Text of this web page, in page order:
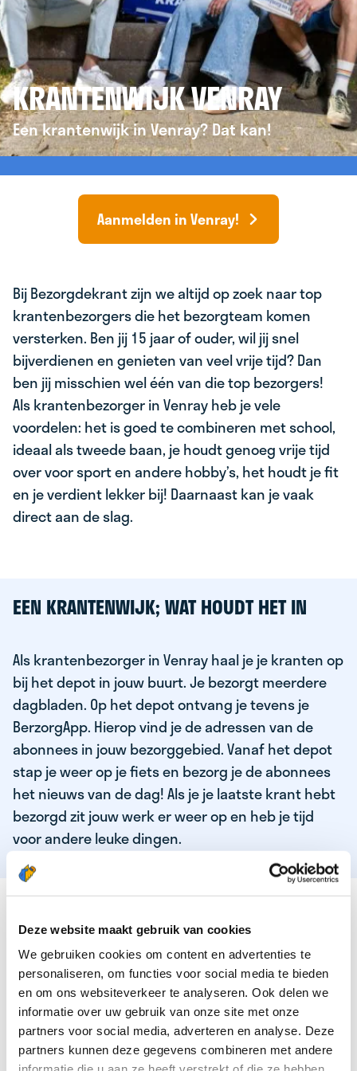
Deze website maakt gebruik van cookies
We gebruiken cookies om content en advertenties te
personaliseren, om functies voor social media te bieden
en om ons websiteverkeer te analyseren. Ook delen we
informatie over uw gebruik van onze site met onze
partners voor social media, adverteren en analyse. Deze
partners kunnen deze gegevens combineren met andere
KRANTENWIJK VENRAY
Een krantenwijk in Venray? Dat kan!
Aanmelden in Venray!
Bij Bezorgdekrant zijn we altijd op zoek naar top
krantenbezorgers die het bezorgteam komen
versterken. Ben jij 15 jaar of ouder, wil jij snel
bijverdienen en genieten van veel vrije tijd? Dan
ben jij misschien wel één van die top bezorgers!
Als krantenbezorger in Venray heb je vele
voordelen: het is goed te combineren met school,
ideaal als tweede baan, je houdt genoeg vrije tijd
over voor sport en andere hobby’s, het houdt je fit
en je verdient lekker bij! Daarnaast kan je vaak
direct aan de slag.
EEN KRANTENWIJK; WAT HOUDT HET IN
Als krantenbezorger in Venray haal je je kranten op
bij het depot in jouw buurt. Je bezorgt meerdere
dagbladen. Op het depot ontvang je tevens je
BerzorgApp. Hierop vind je de adressen van de
abonnees in jouw bezorggebied. Vanaf het depot
stap je weer op je fiets en bezorg je de abonnees
het nieuws van de dag! Als je je laatste krant hebt
bezorgd zit jouw werk er weer op en heb je tijd
voor andere leuke dingen.
DEZE KWALITEITEN HEEFT ONZE TOP
KRANTENBEZORGER
Je bent verantwoordelijk en zelfstandig
Je houdt van lekker bewegen in de frisse lucht
Je houdt vooral van fijn werk dat lekker bijverdient!
Je wordt blij van het bezorgen van het laatste nieuws